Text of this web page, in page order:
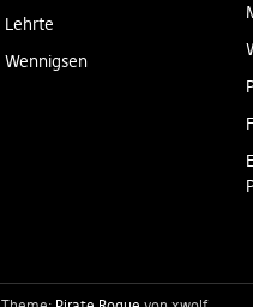
Lehrte
Wennigsen